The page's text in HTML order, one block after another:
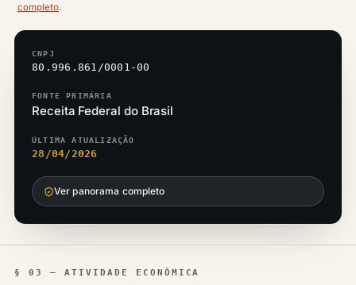
completo.
CNPJ
80.996.861/0001-00
FONTE PRIMÁRIA
Receita Federal do Brasil
ÚLTIMA ATUALIZAÇÃO
28/04/2026
Ver panorama completo
§ 03 — ATIVIDADE ECONÔMICA